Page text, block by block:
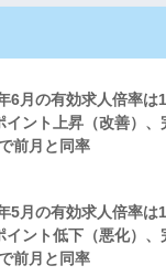
6月の有効求人倍率は
イント上昇（改善）、
前月と同率
5月の有効求人倍率は
イント低下（悪化）、
前月と同率